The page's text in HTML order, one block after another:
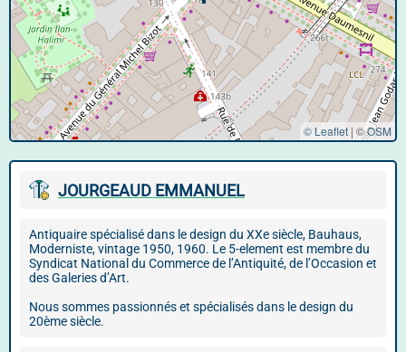
© Leaflet | ©OSM
JOURGEAUD EMMANUEL
Antiquaire spécialisé dans le design du XXe siècle, Bauhaus,
Moderniste, vintage 1950, 1960. Le 5-element est membre du
Syndicat National du Commerce de l’Antiquité, de l’Occasion et
des Galeries d’Art.
Nous sommes passionnés et spécialisés dans le design du
20ème siècle.